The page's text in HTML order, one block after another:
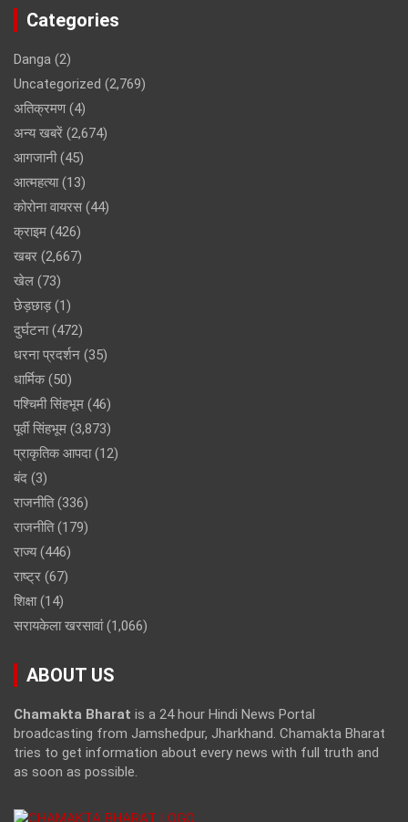
Categories
Danga (2)
Uncategorized (2,769)
अतिक्रमण(4)
अन्य खबरें (2,674)
आगजानी(45)
आत्महत्या(13)
कोरोना वायरस (44)
क्राइम (426)
खबर (2,667)
खेल (73)
छेड़छाड़(1)
दुर्घटना(472)
धरना प्रदर्शन (35)
धार्मिक(50)
पश्चिमी सिंहभूम (46)
पूर्वी सिंहभूम (3,873)
प्राकृतिक आपदा(12)
बंद (3)
राजनीति(336)
राजनीति(179)
राज्य(446)
राष्ट्र (67)
शिक्षा(14)
सरायकेला खरसावां(1,066)
ABOUT US
Chamakta Bharat is a 24 hour Hindi News Portal
broadcasting from Jamshedpur, Jharkhand. Chamakta Bharat
tries to get information about every news with full truth and
as soon as possible.